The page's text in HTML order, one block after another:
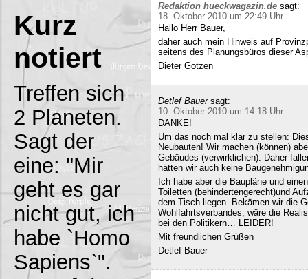
Kurz
notiert
Treffen sich
2 Planeten.
Sagt der
eine: "Mir
geht es gar
nicht gut, ich
habe `Homo
Sapiens`".
Redaktion hueckwagazin.de sagt:
18. Oktober 2010 um 22:49 Uhr
Hallo Herr Bauer,
daher auch mein Hinweis auf
seitens des Planungsbüros dieser
Dieter Gotzen
Detlef Bauer sagt:
10. Oktober 2010 um 14:18 Uhr
DANKE!
Um das noch mal klar zu stellen:
Neubauten! Wir machen (können)
Gebäudes (verwirklichen). Daher
hätten wir auch keine
Ich habe aber die Baupläne und
Toiletten (behindertengerecht)und
dem Tisch liegen. Bekämen wir die
Wohlfahrtsverbandes, wäre die
bei den Politikern… LEIDER!
Mit freundlichen Grüßen
Detlef Bauer